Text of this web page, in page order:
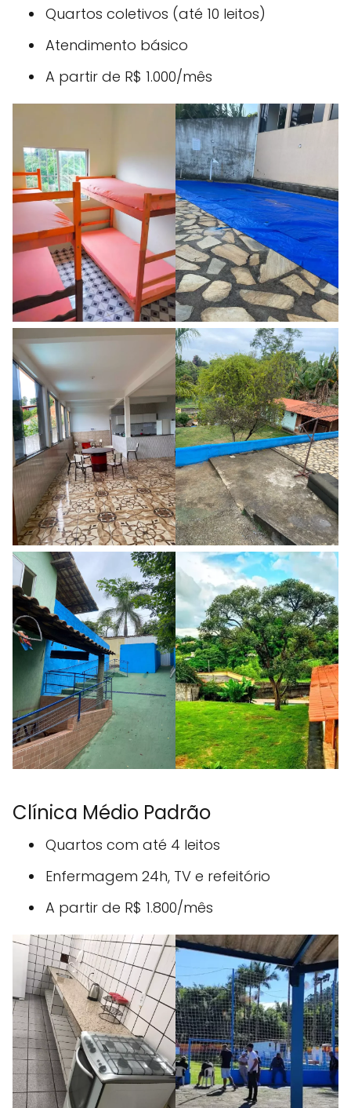
Quartos coletivos (até 10 leitos)
Atendimento básico
A partir de R$ 1.000/mês
Clínica Médio Padrão
Quartos com até 4 leitos
Enfermagem 24h, TV e refeitório
A partir de R$ 1.800/mês